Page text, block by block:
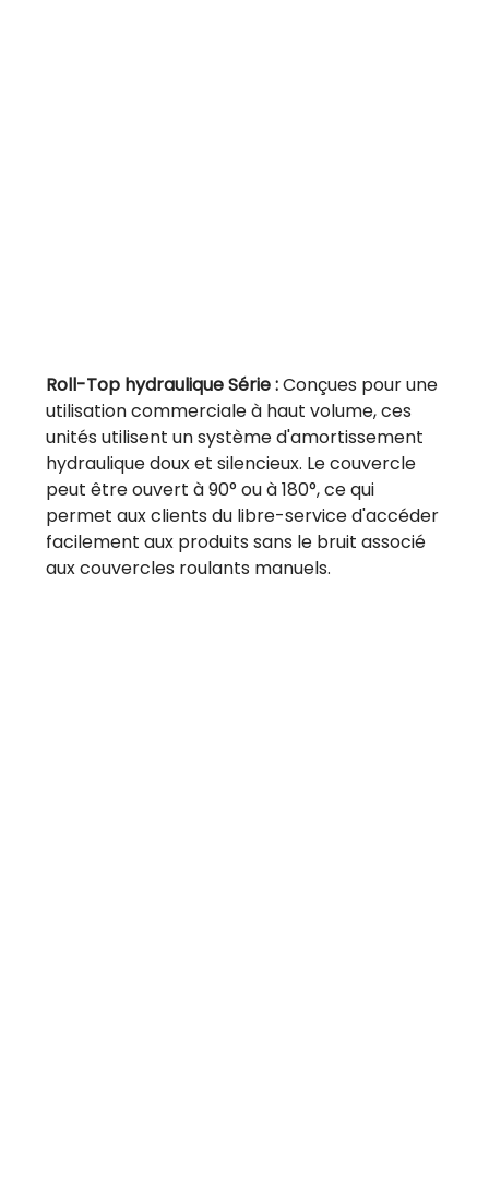
Roll-Top hydraulique Série :Conçues pour une
utilisation commerciale à haut volume, ces
unités utilisent un système d'amortissement
hydraulique doux et silencieux. Le couvercle
peut être ouvert à 90° ou à 180°, ce qui
permet aux clients du libre-service d'accéder
facilement aux produits sans le bruit associé
aux couvercles roulants manuels.